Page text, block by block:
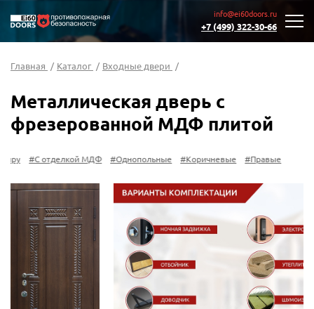
info@ei60doors.ru
+7 (499) 322-30-66
Главная / Каталог / Входные двери /
Металлическая дверь с
фрезерованной МДФ плитой
#Двери в квартиру #С отделкой МДФ #Однопольные #Коричневые